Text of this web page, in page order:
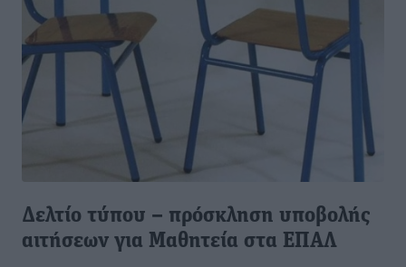
Δελτίο τύπου – πρόσκληση υποβολής
αιτήσεων για Μαθητεία στα ΕΠΑΛ